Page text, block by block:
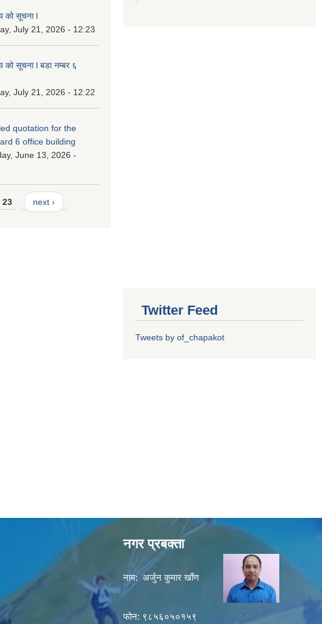
को सूचना l
July 21, 2026 - 12:23
को सूचना l बडा नम्बर ६
July 21, 2026 - 12:22
quotation for the
6 office building
June 13, 2026 -
23 next ›
Twitter Feed
Tweets by of_chapakot
नगर प्रबक्ता
नाम: अर्जुन कुमार खाँण
फोन: ९८५६०५०१५९